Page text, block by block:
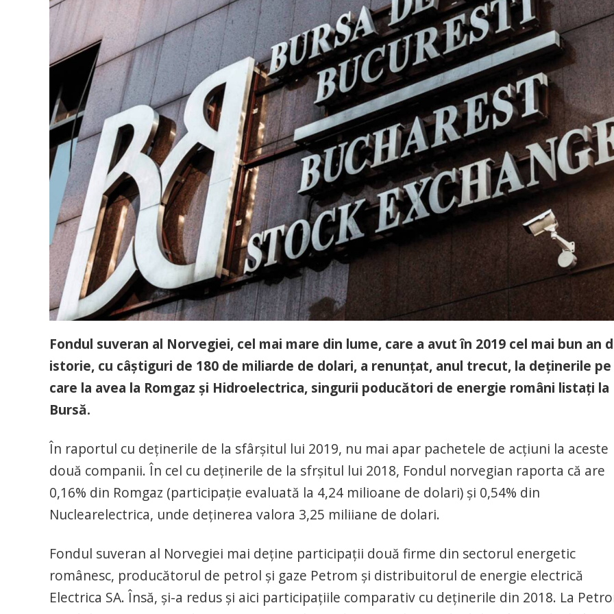
Fondul suveran al Norvegiei, cel mai mare din lume, care a avut în 2019 cel mai bun an
istorie, cu câștiguri de 180 de miliarde de dolari, a renunțat, anul trecut, la deținerile pe
care la avea la Romgaz și Hidroelectrica, singurii poducători de energie români listați la
Bursă.
În raportul cu deținerile de la sfârșitul lui 2019, nu mai apar pachetele de acțiuni la aceste
două companii. În cel cu deținerile de la sfrșitul lui 2018, Fondul norvegian raporta că are
0,16% din Romgaz (participație evaluată la 4,24 milioane de dolari) și 0,54% din
Nuclearelectrica, unde deținerea valora 3,25 miliiane de dolari.
Fondul suveran al Norvegiei mai deține participații două firme din sectorul energetic
românesc, producătorul de petrol și gaze Petrom și distribuitorul de energie electrică
Electrica SA. Însă, și-a redus și aici participațiile comparativ cu deținerile din 2018. La